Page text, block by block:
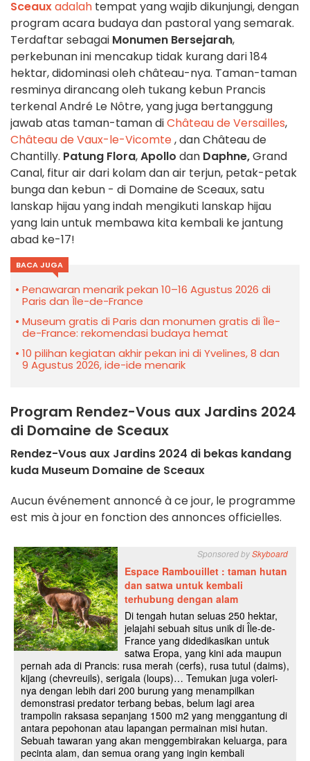
Sceauxadalah tempat yang wajib dikunjungi, dengan
program acara budaya dan pastoral yang semarak.
Terdaftar sebagai Monumen Bersejarah,
perkebunan ini mencakup tidak kurang dari 184
hektar, didominasi oleh château-nya. Taman-taman
resminya dirancang oleh tukang kebun Prancis
terkenal André Le Nôtre, yang juga bertanggung
jawab atas taman-taman diChâteau de Versailles,
Château de Vaux-le-Vicomte, dan Château de
Chantilly. Patung Flora,Apollo dan Daphne,Grand
Canal, fitur air dari kolam dan air terjun, petak-petak
bunga dan kebun - di Domaine de Sceaux, satu
lanskap hijau yang indah mengikuti lanskap hijau
yang lain untuk membawa kita kembali ke jantung
abad ke-17!
BACA JUGA
Penawaran menarik pekan 10–16 Agustus 2026 di
Paris dan Île-de-France
Museum gratis di Paris dan monumen gratis di Île-
de-France: rekomendasi budaya hemat
10 pilihan kegiatan akhir pekan ini di Yvelines, 8 dan
9 Agustus 2026, ide-ide menarik
Program Rendez-Vous aux Jardins 2024
di Domaine de Sceaux
Rendez-Vous aux Jardins 2024 di bekas kandang
kuda Museum Domaine de Sceaux
Aucun événement annoncé à ce jour, le programme
est mis à jour en fonction des annonces officielles.